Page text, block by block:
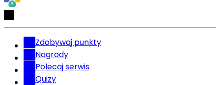
Zdobywaj punkty
Nagrody
Polecaj serwis
Quizy